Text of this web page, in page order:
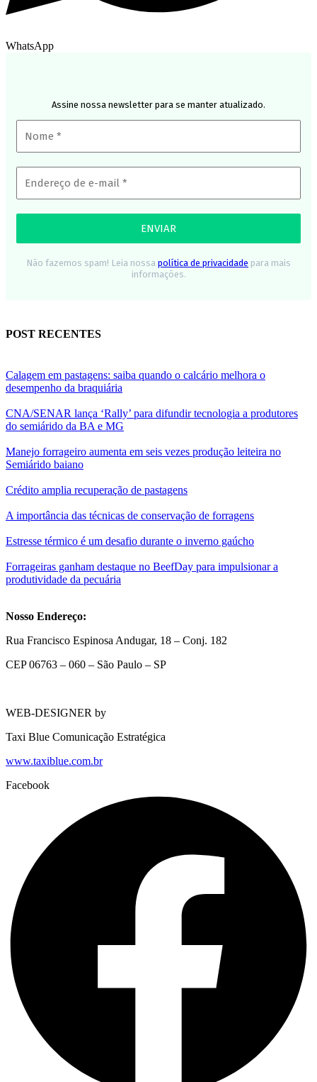
WhatsApp
Assine nossa newsletter para se manter atualizado.
Não fazemos spam! Leia nossa política de privacidade para mais
informações.
POST RECENTES
Calagem em pastagens: saiba quando o calcário melhora o
desempenho da braquiária
CNA/SENAR lança ‘Rally’ para difundir tecnologia a produtores
do semiárido da BA e MG
Manejo forrageiro aumenta em seis vezes produção leiteira no
Semiárido baiano
Crédito amplia recuperação de pastagens
A importância das técnicas de conservação de forragens
Estresse térmico é um desafio durante o inverno gaúcho
Forrageiras ganham destaque no BeefDay para impulsionar a
produtividade da pecuária
Nosso Endereço:
Rua Francisco Espinosa Andugar, 18 – Conj. 182
CEP 06763 – 060 – São Paulo – SP
WEB-DESIGNER by
Taxi Blue Comunicação Estratégica
www.taxiblue.com.br
Facebook